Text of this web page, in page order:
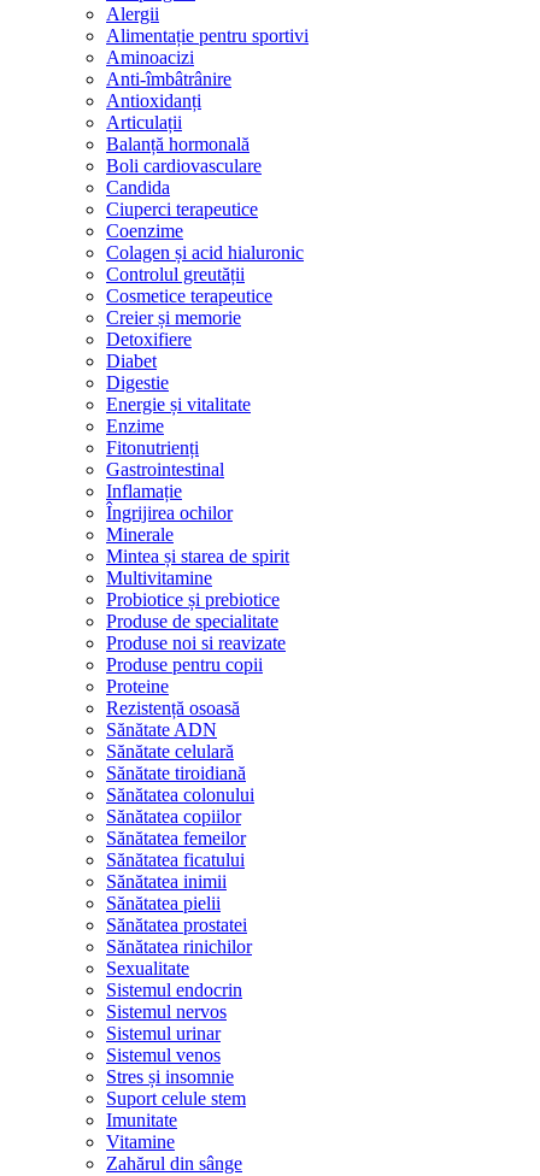
Alergii
Alimentație pentru sportivi
Aminoacizi
Anti-îmbâtrânire
Antioxidanți
Articulații
Balanță hormonală
Boli cardiovasculare
Candida
Ciuperci terapeutice
Coenzime
Colagen și acid hialuronic
Controlul greutății
Cosmetice terapeutice
Creier și memorie
Detoxifiere
Diabet
Digestie
Energie și vitalitate
Enzime
Fitonutrienți
Gastrointestinal
Inflamație
Îngrijirea ochilor
Minerale
Mintea și starea de spirit
Multivitamine
Probiotice și prebiotice
Produse de specialitate
Produse noi si reavizate
Produse pentru copii
Proteine
Rezistență osoasă
Sănătate ADN
Sănătate celulară
Sănătate tiroidiană
Sănătatea colonului
Sănătatea copiilor
Sănătatea femeilor
Sănătatea ficatului
Sănătatea inimii
Sănătatea pielii
Sănătatea prostatei
Sănătatea rinichilor
Sexualitate
Sistemul endocrin
Sistemul nervos
Sistemul urinar
Sistemul venos
Stres și insomnie
Suport celule stem
Imunitate
Vitamine
Zahărul din sânge